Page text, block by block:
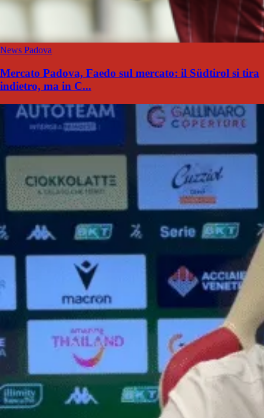
News Padova
Mercato Padova, Faedo sul mercato: il Südtirol si tira
indietro, ma in C...